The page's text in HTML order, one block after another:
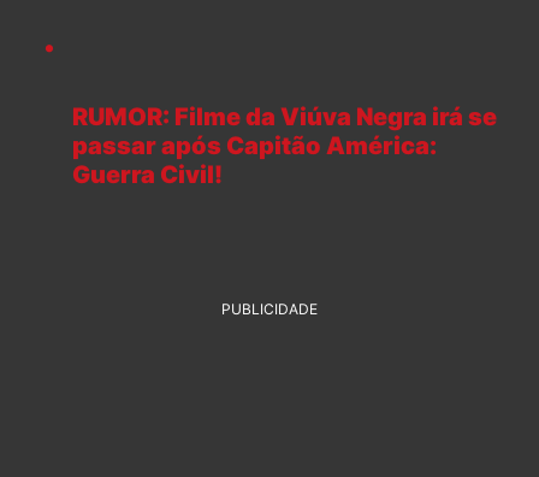
RUMOR: Filme da Viúva Negra irá se
passar após Capitão América:
Guerra Civil!
PUBLICIDADE